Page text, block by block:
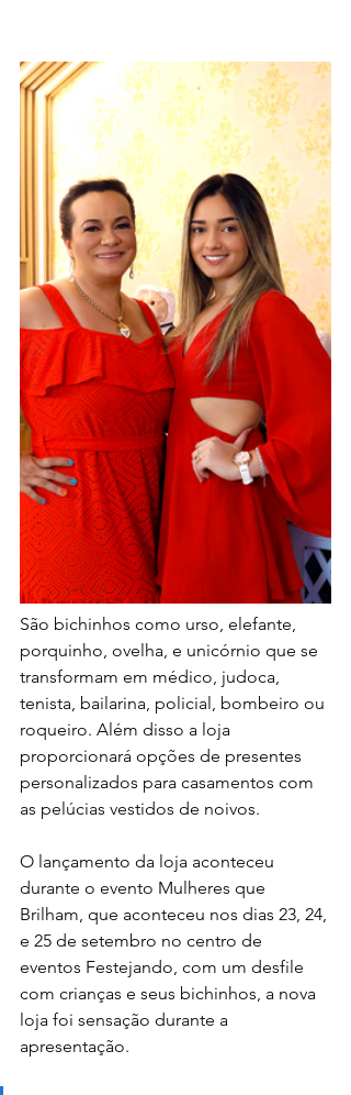
São bichinhos como urso, elefante,
porquinho, ovelha, e unicórnio que se
transformam em médico, judoca,
tenista, bailarina, policial, bombeiro ou
roqueiro. Além disso a loja
proporcionará opções de presentes
personalizados para casamentos com
as pelúcias vestidos de noivos.
O lançamento da loja aconteceu
durante o evento Mulheres que
Brilham, que aconteceu nos dias 23, 24,
e 25 de setembro no centro de
eventos Festejando, com um desfile
com crianças e seus bichinhos, a nova
loja foi sensação durante a
apresentação.